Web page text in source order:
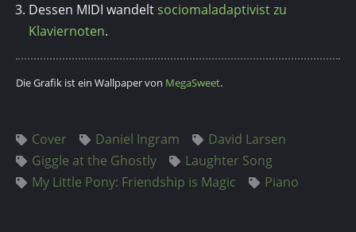
Dessen MIDI wandelt sociomaladaptivist zu
Klaviernoten.
Die Grafik ist ein Wallpaper von MegaSweet.
Cover Daniel Ingram
David Larsen
Giggle at the Ghostly
Laughter Song
My Little Pony: Friendship is Magic
Piano